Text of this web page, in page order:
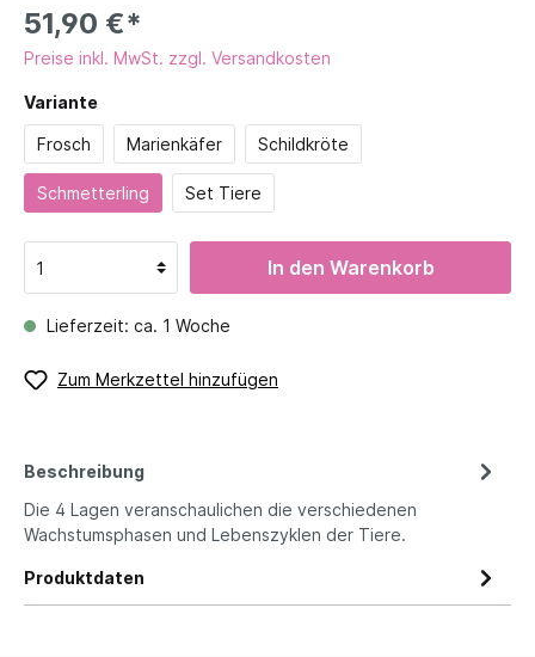
51,90 €*
Preise inkl. MwSt. zzgl. Versandkosten
Variante
Frosch Marienkäfer Schildkröte
Schmetterling Set Tiere
In den Warenkorb
Lieferzeit: ca. 1 Woche
Zum Merkzettel hinzufügen
Beschreibung
Die 4 Lagen veranschaulichen die verschiedenen
Wachstumsphasen und Lebenszyklen der Tiere.
Produktdaten